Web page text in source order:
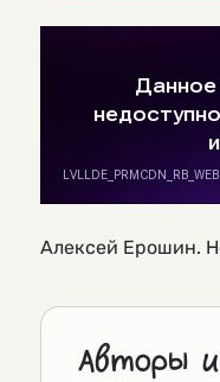
Алексей Ерошин.
Авторы